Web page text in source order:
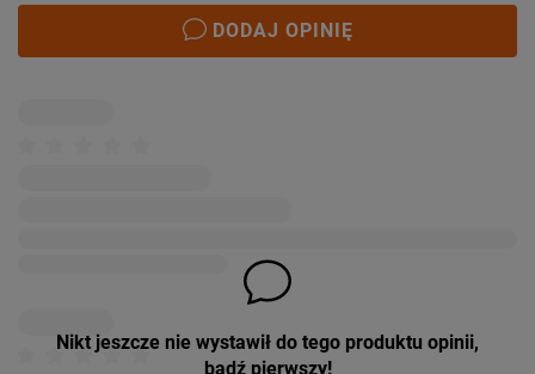
DODAJ OPINIĘ
Nikt jeszcze nie wystawił do tego produktu opinii,
bądź pierwszy!